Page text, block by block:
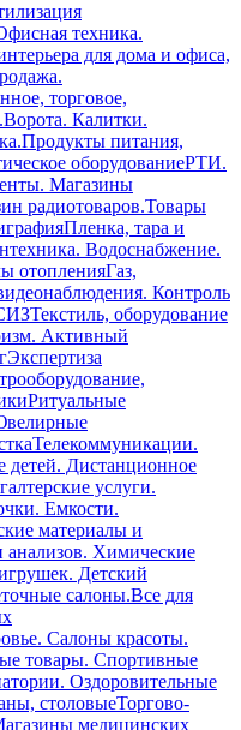
техника.
для дома и офиса,
торговое,
Ворота. Калитки.
Продукты питания,
оборудованиеРТИ.
Магазины
радиотоваров.Товары
Пленка, тара и
Водоснабжение.
отопленияГаз,
Контроль
Текстиль, оборудование
Активный
Экспертиза
Ритуальные
Телекоммуникации.
детей. Дистанционное
услуги.
Емкости.
материалы и
анализов. Химические
Детский
салоны.Все для
Салоны красоты.
товары. Спортивные
Оздоровительные
столовыеТоргово-
медицинских